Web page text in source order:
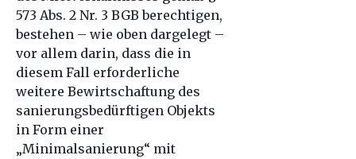
573 Abs. 2 Nr. 3 BGB berechtigen,
bestehen – wie oben dargelegt –
vor allem darin, dass die in
diesem Fall erforderliche
weitere Bewirtschaftung des
sanierungsbedürftigen Objekts
in Form einer
„Minimalsanierung“ mit